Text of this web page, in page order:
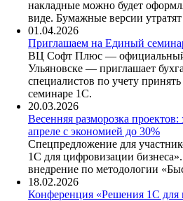
накладные можно будет
виде. Бумажные версии
01.04.2026
Приглашаем на Единый
ВЦ Софт Плюс —
Ульяновске — приглашает
специалистов по учету
семинаре 1С.
20.03.2026
Весенняя разморозка
апреле с экономией до 30%
Спецпредложение для
1С для цифровизации
внедрение по методологии
18.02.2026
Конференция «Решения 1С для